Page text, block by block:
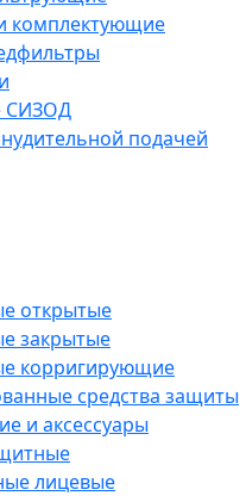
комплектующие
СИЗОД
подачей
открытые
закрытые
корригирующие
средства защиты
и аксессуары
лицевые